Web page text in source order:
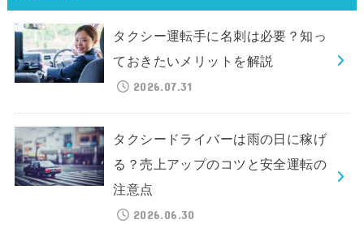
タクシー運転手に名刺は必要？知っ
ておきたいメリットを解説
2026.07.31
タクシードライバーは雨の日に稼げ
る？売上アップのコツと安全運転の
注意点
2026.06.30